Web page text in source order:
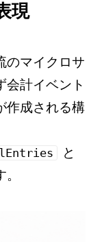
現
のマイクロサ
会計イベント
作成される構
と